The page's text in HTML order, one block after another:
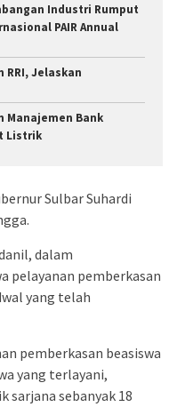
Industri Rumput
PAIR Annual
RRI, Jelaskan
Manajemen Bank
Listrik
Sulbar Suhardi
dalam
pelayanan pemberkasan
yang telah
pemberkasan beasiswa
yang terlayani,
sarjana sebanyak 18